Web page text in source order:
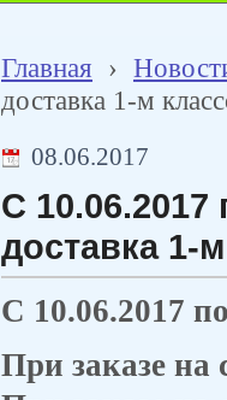
Главная ›
доставка 1-м
08.06.2017
С 10.06.2017
доставка 1-
С 10.06.2017
При заказе на